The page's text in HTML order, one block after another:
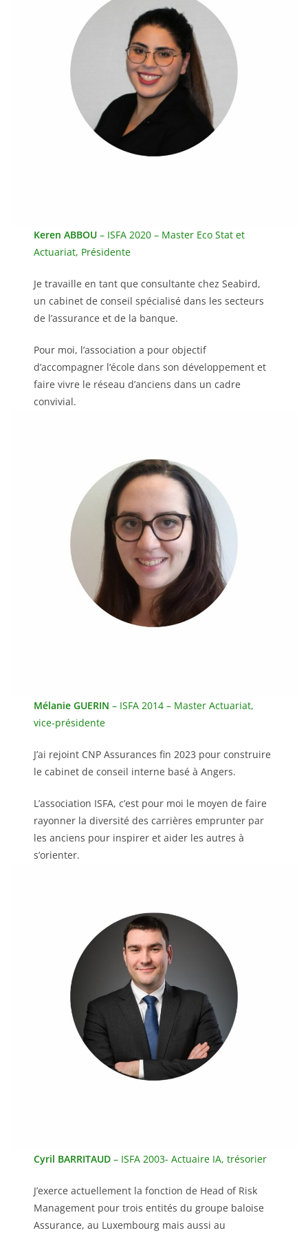
Keren ABBOU – ISFA 2020 – Master Eco Stat et
Actuariat, Présidente
Je travaille en tant que consultante chez Seabird,
un cabinet de conseil spécialisé dans les secteurs
de l’assurance et de la banque.
Pour moi, l’association a pour objectif
d’accompagner l’école dans son développement et
faire vivre le réseau d’anciens dans un cadre
convivial.
Mélanie GUERIN – ISFA 2014 – Master Actuariat,
vice-présidente
J’ai rejoint CNP Assurances fin 2023 pour construire
le cabinet de conseil interne basé à Angers.
L’association ISFA, c’est pour moi le moyen de faire
rayonner la diversité des carrières emprunter par
les anciens pour inspirer et aider les autres à
s’orienter.
Cyril BARRITAUD – ISFA 2003- Actuaire IA, trésorier
J’exerce actuellement la fonction de Head of Risk
Management pour trois entités du groupe baloise
Assurance, au Luxembourg mais aussi au